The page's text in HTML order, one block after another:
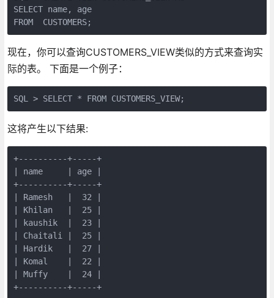
SELECT name, age
FROM  CUSTOMERS;
现在，你可以查询CUSTOMERS_VIEW类似的方式来查询实
际的表。 下面是一个例子：
SQL > SELECT * FROM CUSTOMERS_VIEW;
这将产生以下结果:
+----------+-----+
| name     | age |
+----------+-----+
| Ramesh   |  32 |
| Khilan   |  25 |
| kaushik  |  23 |
| Chaitali |  25 |
| Hardik   |  27 |
| Komal    |  22 |
| Muffy    |  24 |
+----------+-----+